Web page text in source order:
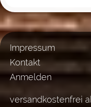
Impressum
Kontakt
Anmelden
versandkostenfrei